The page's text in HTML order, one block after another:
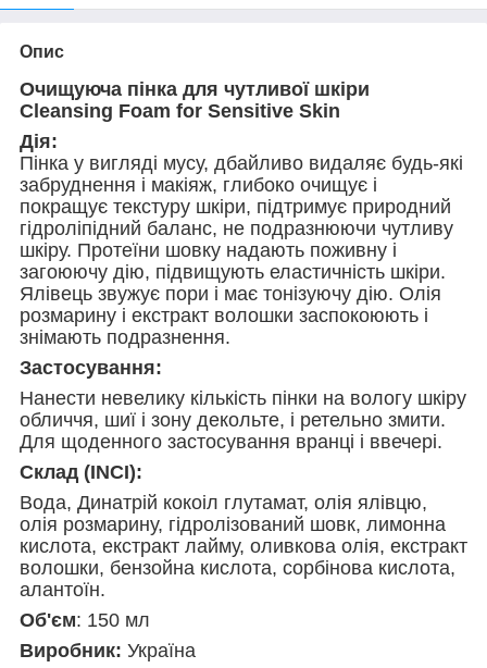
Опис
Очищуюча пінка для чутливої шкіри
Cleansing Foam for Sensitive Skin
Дія:
Пінка у вигляді мусу, дбайливо видаляє будь-які
забруднення і макіяж, глибоко очищує і
покращує текстуру шкіри, підтримує природний
гідроліпідний баланс, не подразнюючи чутливу
шкіру. Протеїни шовку надають поживну і
загоюючу дію, підвищують еластичність шкіри.
Ялівець звужує пори і має тонізуючу дію. Олія
розмарину і екстракт волошки заспокоюють і
знімають подразнення.
Застосування:
Нанести невелику кількість пінки на вологу шкіру
обличчя, шиї і зону декольте, і ретельно змити.
Для щоденного застосування вранці і ввечері.
Склад (INCI):
Вода, Динатрій кокоіл глутамат, олія ялівцю,
олія розмарину, гідролізований шовк, лимонна
кислота, екстракт лайму, оливкова олія, екстракт
волошки, бензойна кислота, сорбінова кислота,
алантоїн.
Об'єм: 150 мл
Виробник: Україна